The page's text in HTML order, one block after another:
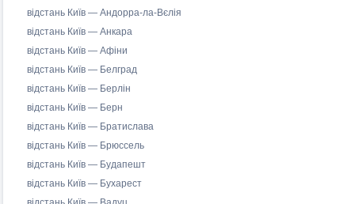
відстань Київ — Андорра-ла-Вєлія
відстань Київ — Анкара
відстань Київ — Афіни
відстань Київ — Белград
відстань Київ — Берлін
відстань Київ — Берн
відстань Київ — Братислава
відстань Київ — Брюссель
відстань Київ — Будапешт
відстань Київ — Бухарест